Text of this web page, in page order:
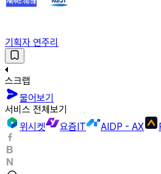
기획자 연주리
스크랩
물어보기
서비스 전체보기
위시켓
요즘IT AIDP - AX